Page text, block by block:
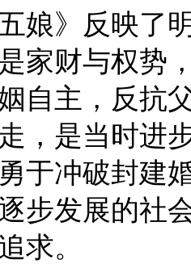
五娘》反映了
家财与权势
自主，反抗
，是当时进
于冲破封建
步发展的社
求。